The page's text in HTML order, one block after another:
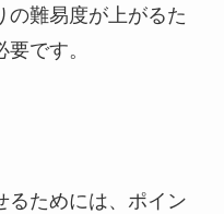
の難易度が上がるた
です。
るためには、ポイン